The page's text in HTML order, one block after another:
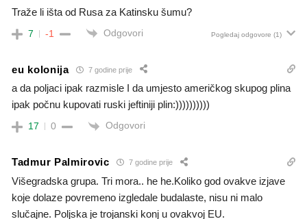
Traže li išta od Rusa za Katinsku šumu?
7 -1 Odgovori Pogledaj odgovore (1)
eu kolonija 7 godine prije
a da poljaci ipak razmisle I da umjesto američkog skupog plina
ipak počnu kupovati ruski jeftiniji plin:))))))))))
17 0 Odgovori
Tadmur Palmirovic 7 godine prije
Višegradska grupa. Tri mora.. he he.Koliko god ovakve izjave
koje dolaze povremeno izgledale budalaste, nisu ni malo
slučajne. Poljska je trojanski konj u ovakvoj EU.